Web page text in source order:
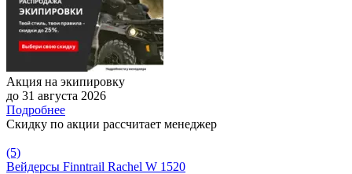
Акция на экипировку
до 31 августа 2026
Подробнее
Скидку по акции рассчитает менеджер
(5)
Вейдерсы Finntrail Rachel W 1520